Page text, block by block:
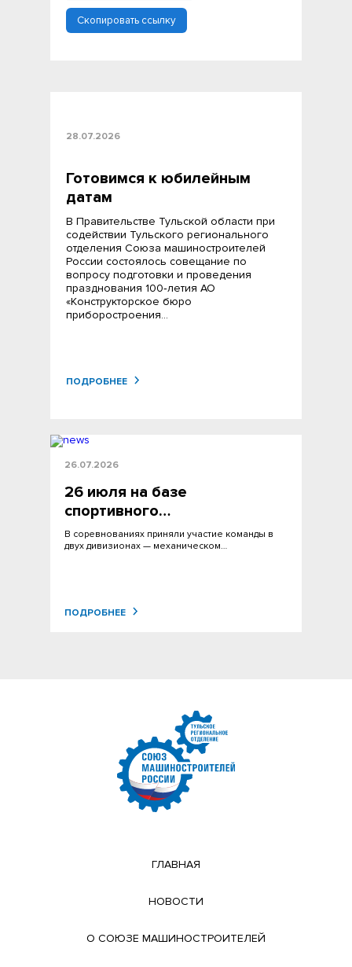
28.07.2026
Готовимся к юбилейным
датам
В Правительстве Тульской области при
содействии Тульского регионального
отделения Союза машиностроителей
России состоялось совещание по
вопросу подготовки и проведения
празднования 100‑летия АО
«Конструкторское бюро
приборостроения…
ПОДРОБНЕЕ
26.07.2026
26 июля на базе
спортивного…
В соревнованиях приняли участие команды в
двух дивизионах — механическом…
ПОДРОБНЕЕ
Скопировать ссылку
ГЛАВНАЯ
НОВОСТИ
О СОЮЗЕ МАШИНОСТРОИТЕЛЕЙ